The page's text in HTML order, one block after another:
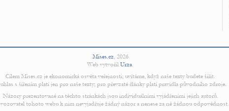
Mises.cz, 2026
Web vytvořil Urza.
Cílem Mises.cz je ekonomická osvěta veřejnosti; uvítáme, když naše texty budete šířit.
s šířením platí jen pro naše texty; pro převzaté články platí pravidla původního zdroje.
Názory prezentované na těchto stránkách jsou individuálními vyjádřeními jejich autorů.
tohoto webu k nim nevyjadřuje žádný názor a nenese za ně žádnou odpovědnost.